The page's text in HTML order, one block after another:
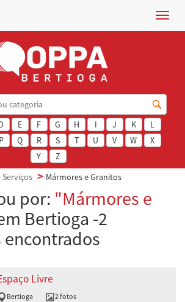
Menu
E F G H I J K
L
P Q R S T U V W
X
Y
Z
Mármores e Granitos
por: "Mármores e
Bertioga -2
Livre
Bertioga
2 fotos